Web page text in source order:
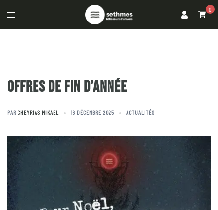
0
OFFRES DE FIN D’ANNÉE
PAR CHEYRIAS MIKAEL 16 DÉCEMBRE 2025 ACTUALITÉS